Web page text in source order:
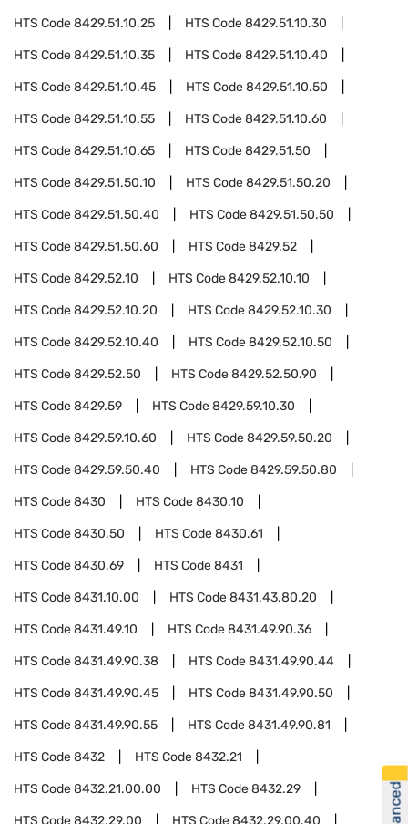
HTS Code8429.51.10.25 HTS Code8429.51.10.30
HTS Code8429.51.10.35 HTS Code8429.51.10.40
HTS Code8429.51.10.45 HTS Code8429.51.10.50
HTS Code8429.51.10.55 HTS Code8429.51.10.60
HTS Code8429.51.10.65 HTS Code8429.51.50
HTS Code8429.51.50.10 HTS Code8429.51.50.20
HTS Code8429.51.50.40 HTS Code8429.51.50.50
HTS Code8429.51.50.60 HTS Code8429.52
HTS Code8429.52.10 HTS Code8429.52.10.10
HTS Code8429.52.10.20 HTS Code8429.52.10.30
HTS Code8429.52.10.40 HTS Code8429.52.10.50
HTS Code8429.52.50 HTS Code8429.52.50.90
HTS Code8429.59 HTS Code8429.59.10.30
HTS Code8429.59.10.60 HTS Code8429.59.50.20
HTS Code8429.59.50.40 HTS Code8429.59.50.80
HTS Code8430 HTS Code8430.10
HTS Code8430.50 HTS Code8430.61
HTS Code8430.69 HTS Code8431
HTS Code8431.10.00 HTS Code8431.43.80.20
HTS Code8431.49.10 HTS Code8431.49.90.36
HTS Code8431.49.90.38 HTS Code8431.49.90.44
HTS Code8431.49.90.45 HTS Code8431.49.90.50
HTS Code8431.49.90.55 HTS Code8431.49.90.81
HTS Code8432 HTS Code8432.21
HTS Code8432.21.00.00 HTS Code8432.29
HTS Code8432.29.00 HTS Code8432.29.00.40